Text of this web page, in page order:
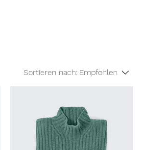
Sortieren nach: Empfohlen